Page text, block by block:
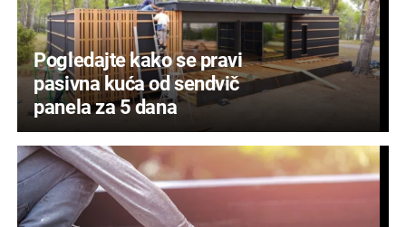
Pogledajte kako se pravi
pasivna kuća od sendvič
panela za 5 dana